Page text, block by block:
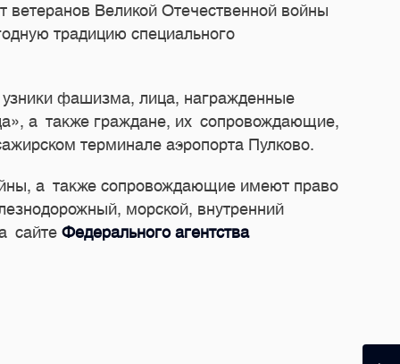
Великой Отечественной войны
традицию специального
фашизма, лица, награжденные
а также граждане, их сопровождающие,
терминале аэропорта Пулково.
а также сопровождающие имеют право
морской, внутренний
сайте Федерального агентства